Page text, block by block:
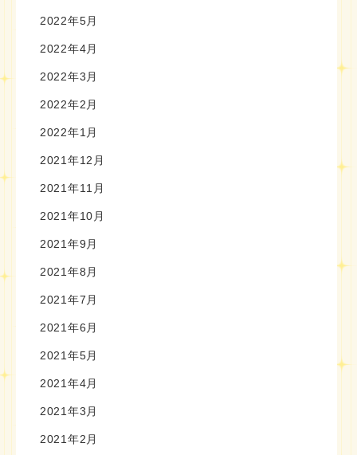
2022年5月
2022年4月
2022年3月
2022年2月
2022年1月
2021年12月
2021年11月
2021年10月
2021年9月
2021年8月
2021年7月
2021年6月
2021年5月
2021年4月
2021年3月
2021年2月